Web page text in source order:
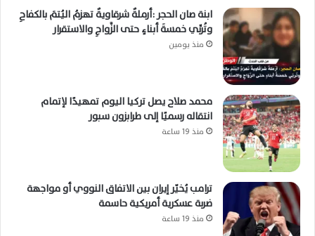
ابنة صان الحجر :أرملةٌ شرقاويةٌ تهزمُ اليُتمَ بالكفاحِ
وتُربِّي خمسةَ أبناءٍ حتى الزَّواجِ والاستقرار
منذ يومين
محمد صلاح يصل تركيا اليوم تمهيدًا لإتمام
انتقاله رسميًا إلى طرابزون سبور
منذ 19 ساعة
ترامب يُخيّر إيران بين الاتفاق النووي أو مواجهة
ضربة عسكرية أمريكية حاسمة
منذ 19 ساعة